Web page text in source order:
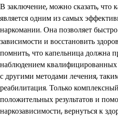
В заключение, можно сказать, что
является одним из самых
наркомании. Она позволяет
зависимости и восстановить
помнить, что капельница должна
наблюдением квалифицированных
с другими методами лечения,
реабилитация. Только
положительных результатов и
наркозависимости, вернуться к